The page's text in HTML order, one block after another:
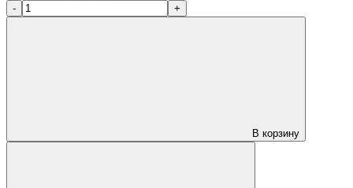
- +
В корзину